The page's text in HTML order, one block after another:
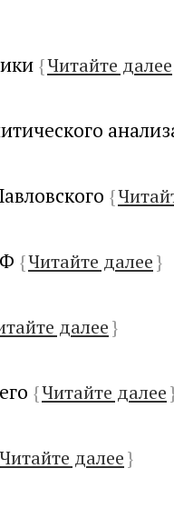
{Читайте далее
{
{Читайте далее}
далее}
{Читайте далее
Читайте далее}